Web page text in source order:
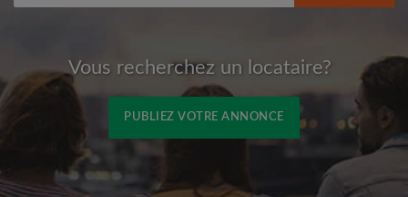
Vous recherchez un locataire?
PUBLIEZ VOTRE ANNONCE